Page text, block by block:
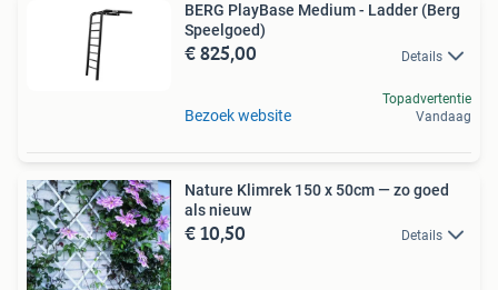
BERG PlayBase Medium - Ladder (Berg
Speelgoed)
€ 825,00 Details
Bezoek website
Topadvertentie
Vandaag
Nature Klimrek 150 x 50cm — zo goed
als nieuw
€ 10,50 Details